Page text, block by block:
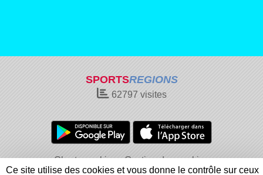
SPORTSREGIONS
62797 visites
Charte cookies
Gestion des cookies
Informations légales
Signaler un contenu inapproprié
Ce site utilise des cookies et vous donne le contrôle sur ceux